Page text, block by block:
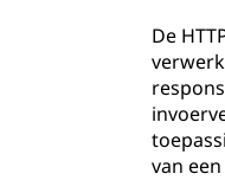
De
van